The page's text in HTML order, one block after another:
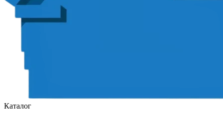
Каталог